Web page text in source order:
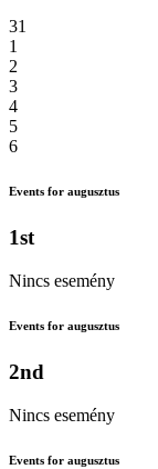
31
1
2
3
4
5
6
Events for augusztus
1st
Nincs esemény
Events for augusztus
2nd
Nincs esemény
Events for augusztus